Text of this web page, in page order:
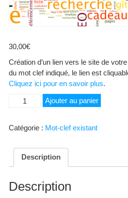
30,00€
Création d’un lien vers le site de
du mot clef indiqué, le lien est
Cliquez ici pour en savoir plus.
quantité
Ajouter au panier
Catégorie : Mot-clef existant
Description
Description